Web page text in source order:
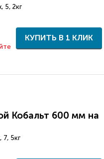
5, 2кг
КУПИТЬ В 1 КЛИК
Кобальт 600 мм на
5кг